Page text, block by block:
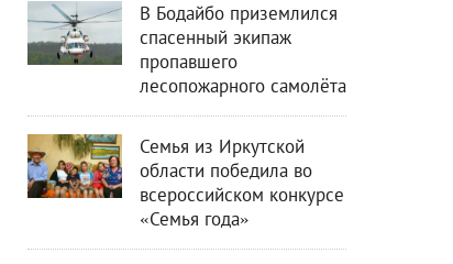
В Бодайбо приземлился
спасенный экипаж
пропавшего
лесопожарного самолёта
Семья из Иркутской
области победила во
всероссийском конкурсе
«Семья года»